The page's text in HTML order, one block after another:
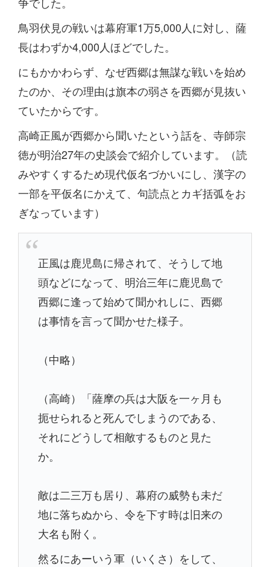
鳥羽伏見の戦いは幕府軍1万5,000人に対し、薩
長はわずか4,000人ほどでした。
にもかかわらず、なぜ西郷は無謀な戦いを始め
たのか、その理由は旗本の弱さを西郷が見抜い
ていたからです。
高崎正風が西郷から聞いたという話を、寺師宗
徳が明治27年の史談会で紹介しています。（読
みやすくするため現代仮名づかいにし、漢字の
一部を平仮名にかえて、句読点とカギ括弧をお
ぎなっています）
正風は鹿児島に帰されて、そうして地
頭などになって、明治三年に鹿児島で
西郷に逢って始めて聞かれしに、西郷
は事情を言って聞かせた様子。
（中略）
（高崎）「薩摩の兵は大阪を一ヶ月も
扼せられると死んでしまうのである、
それにどうして相敵するものと見た
か。
敵は二三万も居り、幕府の威勢も未だ
地に落ちぬから、令を下す時は旧来の
大名も附く。
然るにあーいう軍（いくさ）をして、